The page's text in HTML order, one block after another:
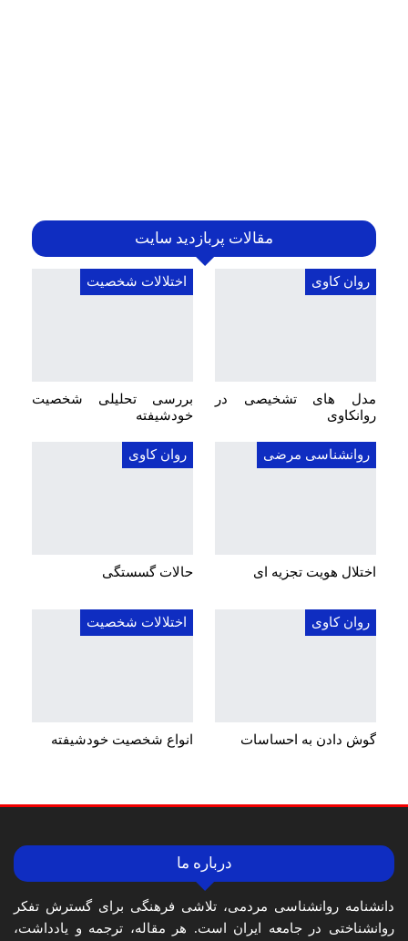
مقالات پربازدید سایت
روان کاوی
مدل های تشخیصی در
روانکاوی
اختلالات شخصیت
بررسی تحلیلی شخصیت
خودشیفته
روانشناسی مرضی
اختلال هویت تجزیه ای
روان کاوی
حالات گسستگی
روان کاوی
گوش دادن به احساسات
اختلالات شخصیت
انواع شخصیت خودشیفته
درباره ما
دانشنامه روانشناسی مردمی، تلاشی فرهنگی برای گسترش تفکر
روانشناختی در جامعه ایران است. هر مقاله، ترجمه و یادداشت،